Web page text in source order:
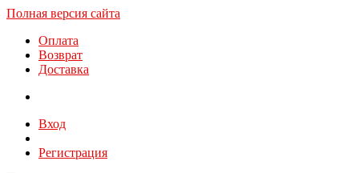
Полная версия сайта
Оплата
Возврат
Доставка
Вход
Регистрация